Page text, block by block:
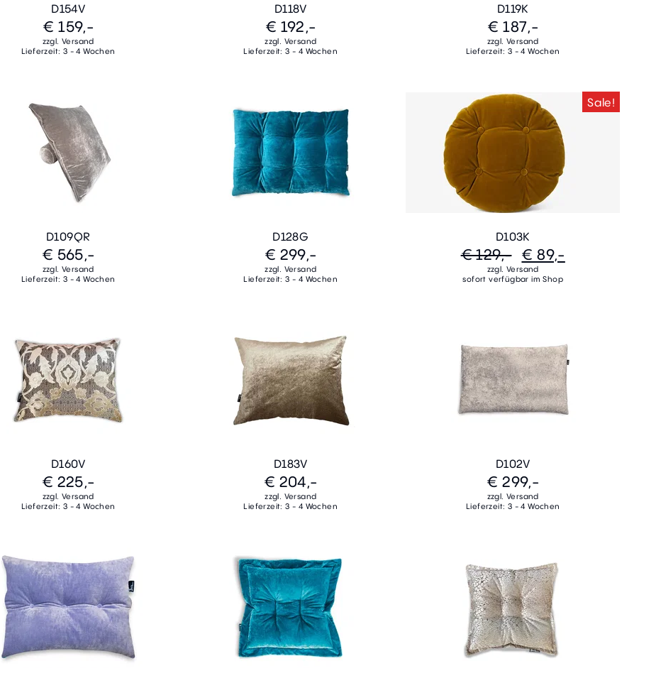
D154V
€ 159,-
zzgl. Versand
Lieferzeit: 3 - 4 Wochen
D118V
€ 192,-
zzgl. Versand
Lieferzeit: 3 - 4 Wochen
D119K
€ 187,-
zzgl. Versand
Lieferzeit: 3 - 4 Wochen
D109QR
€ 565,-
zzgl. Versand
Lieferzeit: 3 - 4 Wochen
D128G
€ 299,-
zzgl. Versand
Lieferzeit: 3 - 4 Wochen
Sale!
D103K
€ 129,- € 89,-
zzgl. Versand
sofort verfügbar im Shop
D160V
€ 225,-
zzgl. Versand
Lieferzeit: 3 - 4 Wochen
D183V
€ 204,-
zzgl. Versand
Lieferzeit: 3 - 4 Wochen
D102V
€ 299,-
zzgl. Versand
Lieferzeit: 3 - 4 Wochen